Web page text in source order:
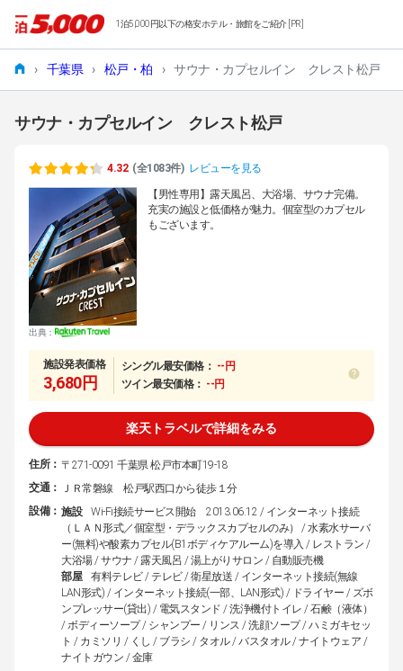
1泊5,000円以下の格安ホテル・旅館をご紹介 [PR]
› 千葉県 › 松戸・柏 › サウナ・カプセルイン クレスト松戸
サウナ・カプセルイン クレスト松戸
4.32 (全1083件) レビューを見る
出典：
【男性専用】露天風呂、大浴場、サウナ完備。
充実の施設と低価格が魅力。個室型のカプセル
もございます。
施設発表価格
3,680円
シングル最安価格： --円
ツイン最安価格： --円
楽天トラベルで詳細をみる
住所： 〒271-0091 千葉県 松戸市本町19-18
交通：
ＪＲ常磐線 松戸駅西口から徒歩１分
設備： 施設
Wi-Fi接続サービス開始 2013.06.12 / インターネット接続
（ＬＡＮ形式／個室型・デラックスカプセルのみ） / 水素水サーバ
ー(無料)や酸素カプセル(B1ボディケアルーム)を導入 / レストラン /
大浴場 / サウナ / 露天風呂 / 湯上がりサロン / 自動販売機
部屋
有料テレビ / テレビ / 衛星放送 / インターネット接続(無線
LAN形式) / インターネット接続(一部、LAN形式) / ドライヤー / ズボ
ンプレッサー(貸出) / 電気スタンド / 洗浄機付トイレ / 石鹸（液体）
/ ボディーソープ / シャンプー / リンス / 洗顔ソープ / ハミガキセッ
ト / カミソリ / くし / ブラシ / タオル / バスタオル / ナイトウェア /
ナイトガウン / 金庫